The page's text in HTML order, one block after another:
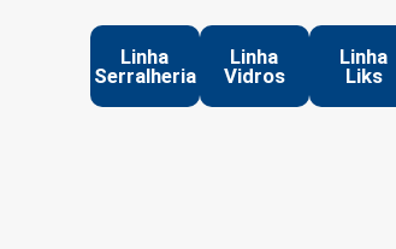
Linha
Serralheria
Linha
Vidros
Linha
Liks